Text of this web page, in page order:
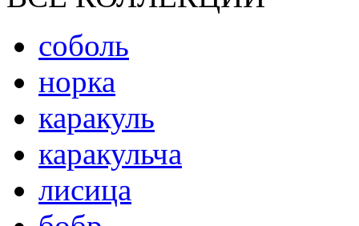
соболь
норка
каракуль
каракульча
лисица